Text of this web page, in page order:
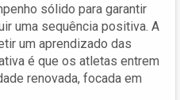
sólido para garantir
uma sequência positiva. A
um aprendizado das
é que os atletas entrem
renovada, focada em